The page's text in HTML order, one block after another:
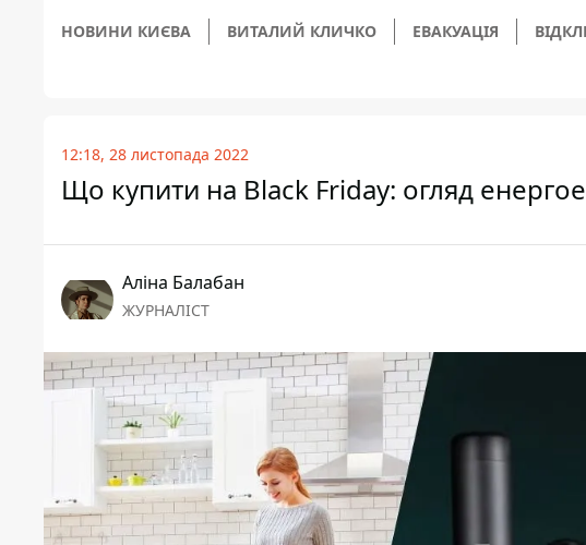
НОВИНИ КИЄВА ВИТАЛИЙ КЛИЧКО ЕВАКУАЦІЯ
12:18, 28 листопада 2022
Що купити на Black Friday: огляд
Аліна Балабан
ЖУРНАЛІСТ